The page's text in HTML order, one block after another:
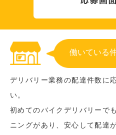
働いている
デリバリー業務の配達件数に
い。
初めてのバイクデリバリーで
ニングがあり、安心して配達